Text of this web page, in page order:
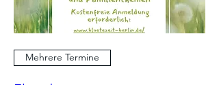
Mehrere Termine